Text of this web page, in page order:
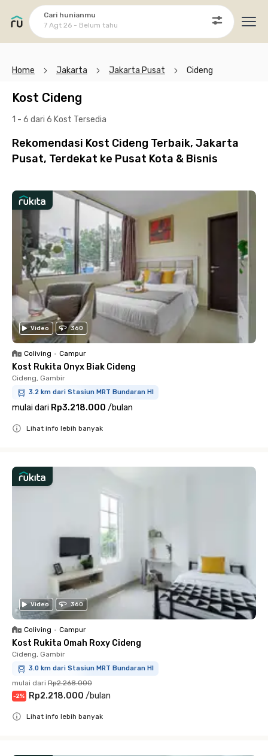
Cari hunianmu
7 Agt 26 - Belum tahu
Home Jakarta Jakarta Pusat Cideng
Kost Cideng
1 - 6 dari 6 Kost Tersedia
Rekomendasi Kost Cideng Terbaik, Jakarta
Pusat, Terdekat ke Pusat Kota & Bisnis
Video 360
Coliving • Campur
Kost Rukita Onyx Biak Cideng
Cideng, Gambir
3.2 km dari Stasiun MRT Bundaran HI
mulai dari Rp3.218.000 /bulan
Lihat info lebih banyak
Video 360
Coliving • Campur
Kost Rukita Omah Roxy Cideng
Cideng, Gambir
3.0 km dari Stasiun MRT Bundaran HI
mulai dari Rp2.268.000
-2% Rp2.218.000 /bulan
Lihat info lebih banyak